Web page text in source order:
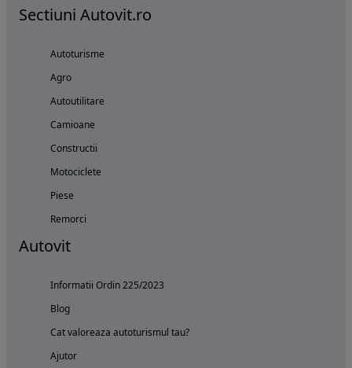
Sectiuni Autovit.ro
Autoturisme
Agro
Autoutilitare
Camioane
Constructii
Motociclete
Piese
Remorci
Autovit
Informatii Ordin 225/2023
Blog
Cat valoreaza autoturismul tau?
Ajutor